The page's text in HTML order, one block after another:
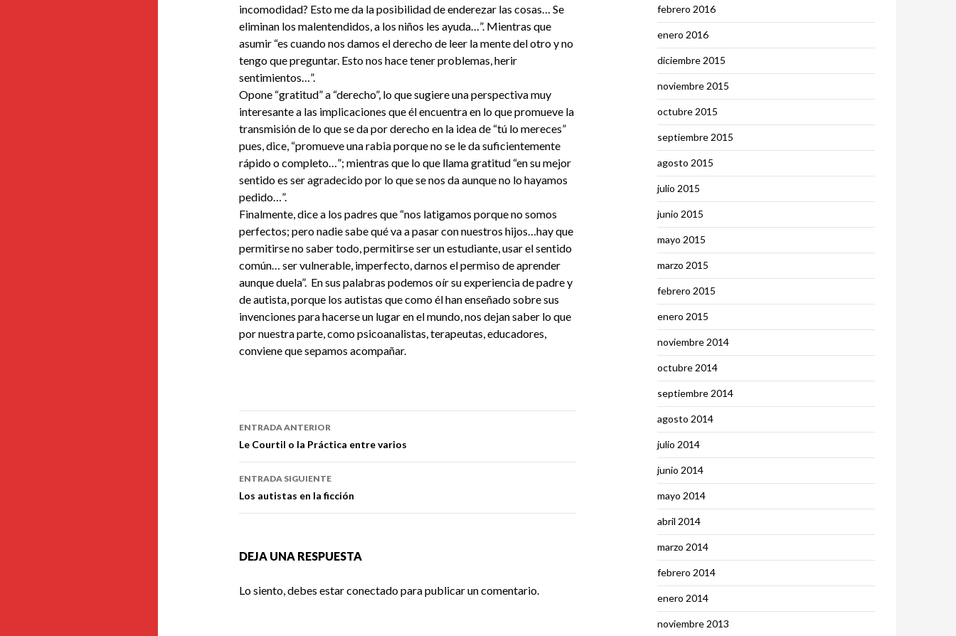
incomodidad? Esto me da la posibilidad de enderezar las cosas… Se
eliminan los malentendidos, a los niños les ayuda…”. Mientras que
asumir “es cuando nos damos el derecho de leer la mente del otro y no
tengo que preguntar. Esto nos hace tener problemas, herir
sentimientos…”.
Opone “gratitud” a “derecho”, lo que sugiere una perspectiva muy
interesante a las implicaciones que él encuentra en lo que promueve la
transmisión de lo que se da por derecho en la idea de “tú lo mereces”
pues, dice, “promueve una rabia porque no se le da suficientemente
rápido o completo…”; mientras que lo que llama gratitud “en su mejor
sentido es ser agradecido por lo que se nos da aunque no lo hayamos
pedido…”.
Finalmente, dice a los padres que “nos latigamos porque no somos
perfectos; pero nadie sabe qué va a pasar con nuestros hijos…hay que
permitirse no saber todo, permitirse ser un estudiante, usar el sentido
común… ser vulnerable, imperfecto, darnos el permiso de aprender
aunque duela”. En sus palabras podemos oír su experiencia de padre y
de autista, porque los autistas que como él han enseñado sobre sus
invenciones para hacerse un lugar en el mundo, nos dejan saber lo que
por nuestra parte, como psicoanalistas, terapeutas, educadores,
conviene que sepamos acompañar.
Navegación
de
entradas
ENTRADA ANTERIOR
Le Courtil o la Práctica entre varios
ENTRADA SIGUIENTE
Los autistas en la ficción
DEJA UNA RESPUESTA
Lo siento, debes estarconectadopara publicar un comentario.
febrero 2016
enero 2016
diciembre 2015
noviembre 2015
octubre 2015
septiembre 2015
agosto 2015
julio 2015
junio 2015
mayo 2015
marzo 2015
febrero 2015
enero 2015
noviembre 2014
octubre 2014
septiembre 2014
agosto 2014
julio 2014
junio 2014
mayo 2014
abril 2014
marzo 2014
febrero 2014
enero 2014
noviembre 2013